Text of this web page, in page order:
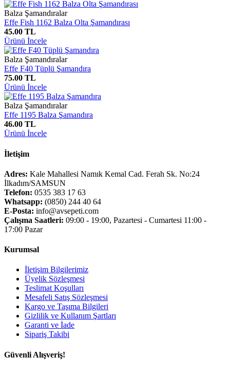
Balza Şamandıralar
Effe Fish 1162 Balza Olta Şamandırası
45.00 TL
Ürünü İncele
Balza Şamandıralar
Effe F40 Tüplü Şamandıra
75.00 TL
Ürünü İncele
Balza Şamandıralar
Effe 1195 Balza Şamandıra
46.00 TL
Ürünü İncele
İletişim
Adres: Kale Mahallesi Namık Kemal Cad. Ferah Sk. No:24
İlkadım/SAMSUN
Telefon: 0535 383 17 63
Whatsapp: (0850) 244 40 64
E-Posta: info@avsepeti.com
Çalışma Saatleri: 09:00 - 19:00, Pazartesi - Cumartesi 11:00 -
17:00 Pazar
Kurumsal
İletişim Bilgilerimiz
Üyelik Sözleşmesi
Teslimat Koşulları
Mesafeli Satış Sözleşmesi
Kargo ve Taşıma Bilgileri
Gizlilik ve Kullanım Şartları
Garanti ve İade
Sipariş Takibi
Güvenli Alışveriş!